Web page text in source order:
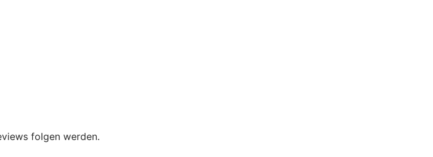
folgen werden.